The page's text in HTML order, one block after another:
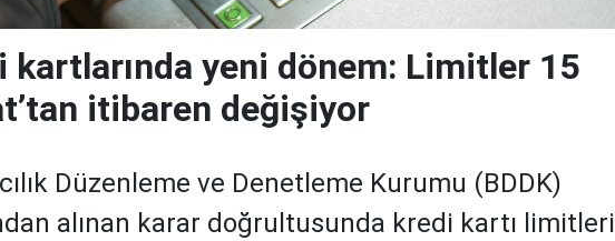
kartlarında yeni dönem: Limitler 15
itibaren değişiyor
Düzenleme ve Denetleme Kurumu (BDDK)
alınan karar doğrultusunda kredi kartı limitleri